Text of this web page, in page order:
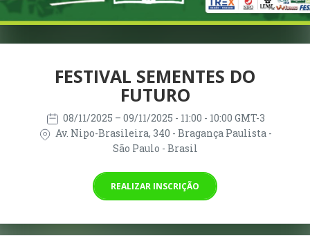
FESTIVAL SEMENTES DO
FUTURO
08/11/2025 – 09/11/2025 - 11:00 - 10:00 GMT-3
Av. Nipo-Brasileira, 340 - Bragança Paulista -
São Paulo - Brasil
REALIZAR INSCRIÇÃO